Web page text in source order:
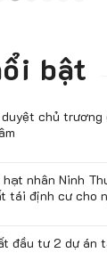
bật
chủ trương
hạt nhân Ninh
tái định cư cho
đầu tư 2 dự án